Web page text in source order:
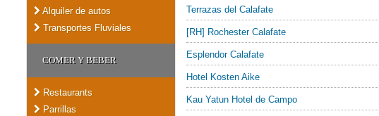
Alquiler de autos
Transportes Fluviales
COMER Y BEBER
Restaurants
Parrillas
Terrazas del Calafate
[RH] Rochester Calafate
Esplendor Calafate
Hotel Kosten Aike
Kau Yatun Hotel de Campo